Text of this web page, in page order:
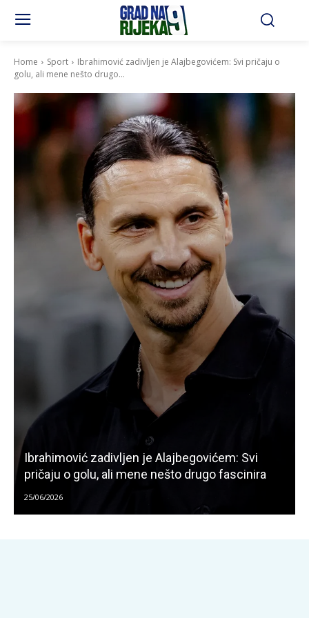
Home Sport
Ibrahimović zadivljen je Alajbegovićem: Svi pričaju o
golu, ali mene nešto drugo...
Ibrahimović zadivljen je Alajbegovićem: Svi
pričaju o golu, ali mene nešto drugo fascinira
25/06/2026